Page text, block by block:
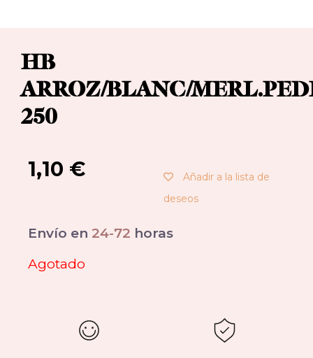
HB
ARROZ/BLANC/
250
1,10 €
Añadir a la lista de
deseos
Envío en 24-72 horas
Agotado